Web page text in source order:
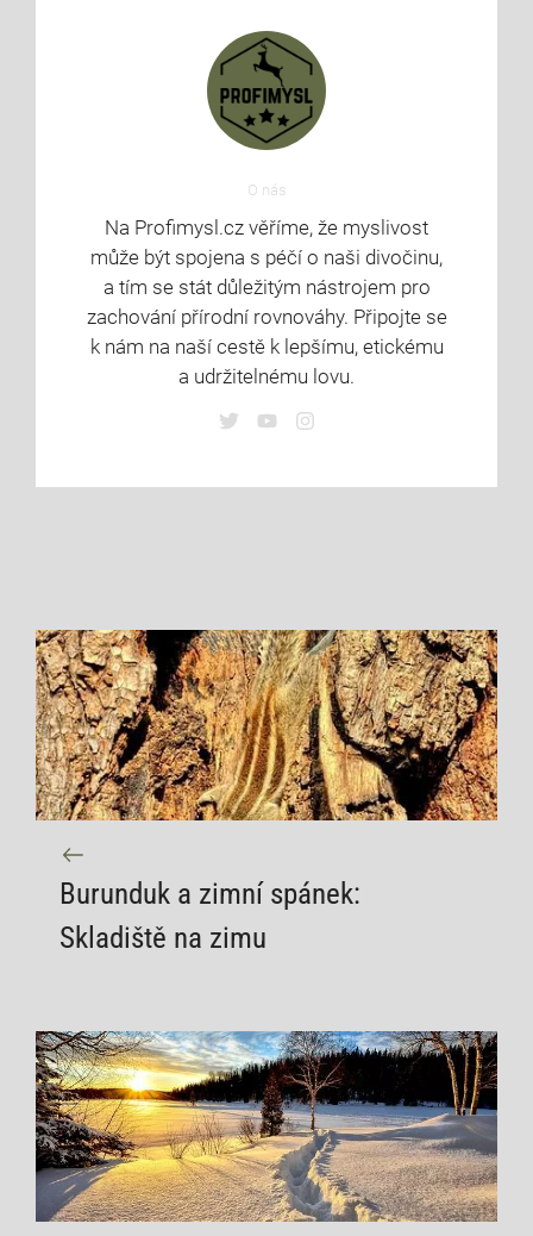
O nás
Na Profimysl.cz věříme, že myslivost
může být spojena s péčí o naši divočinu,
a tím se stát důležitým nástrojem pro
zachování přírodní rovnováhy. Připojte se
k nám na naší cestě k lepšímu, etickému
a udržitelnému lovu.
Burunduk a zimní spánek:
Skladiště na zimu